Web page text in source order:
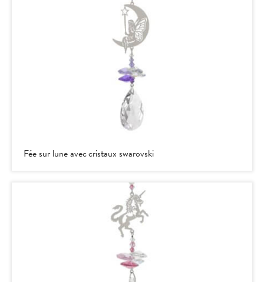
Fée sur lune avec cristaux swarovski